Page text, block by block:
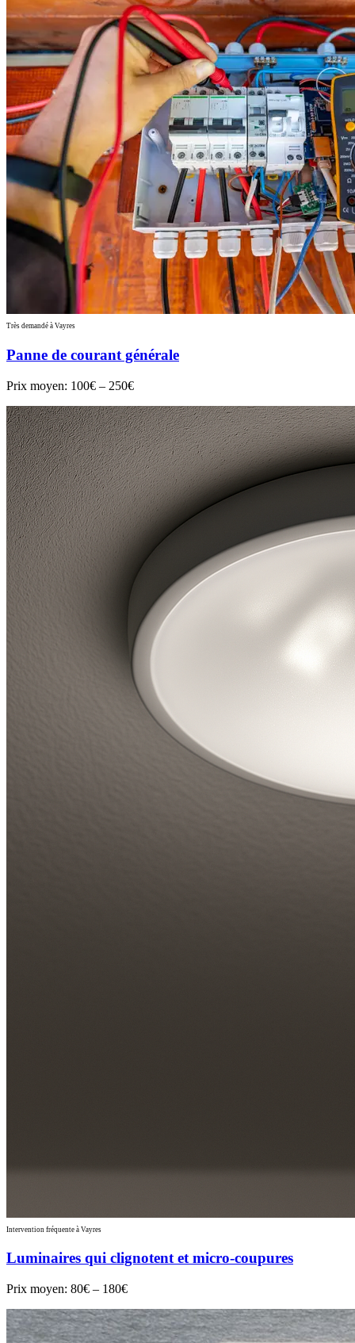
Très demandé à Vayres
Panne de courant générale
Prix moyen: 100€ – 250€
Intervention fréquente à Vayres
Luminaires qui clignotent et micro-coupures
Prix moyen: 80€ – 180€